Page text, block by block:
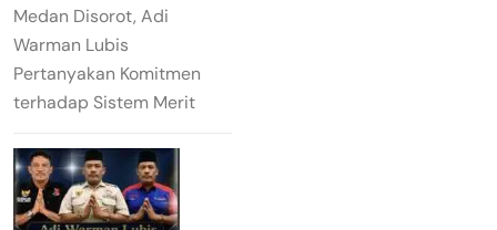
Medan Disorot, Adi
Warman Lubis
Pertanyakan Komitmen
terhadap Sistem Merit